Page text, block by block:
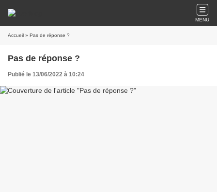
MENU
Accueil » Pas de réponse ?
Pas de réponse ?
Publié le 13/06/2022 à 10:24